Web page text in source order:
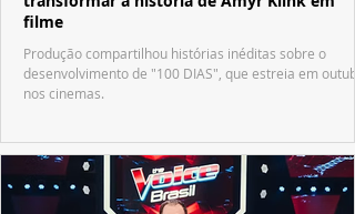
filme
Produção compartilhou histórias inéditas sobre o
desenvolvimento de "100 DIAS", que estreia em
nos cinemas.